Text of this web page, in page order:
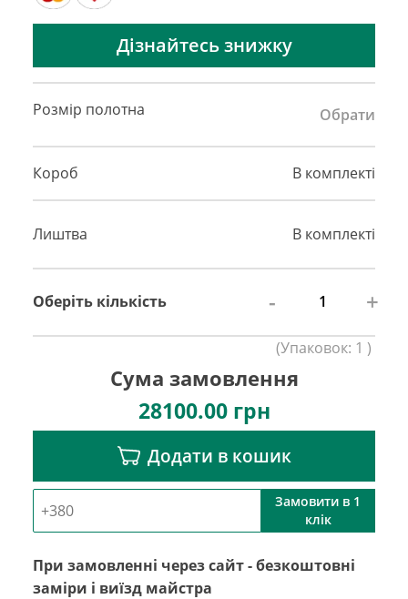
Дізнайтесь знижку
Розмір полотна Обрати
Короб В комплекті
Лиштва В комплекті
Оберіть кількість - +
(Упаковок: 1 )
Сума замовлення
28100.00грн
Додати в кошик
Замовити в 1
клік
При замовленні через сайт - безкоштовні
заміри і виїзд майстра